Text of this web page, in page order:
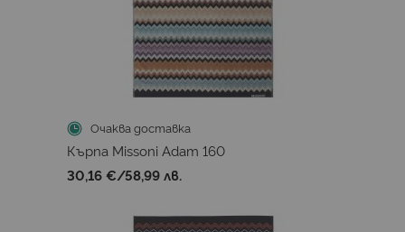
Очаква доставка
Кърпа Missoni Adam 160
30,16 €/58,99 лв.